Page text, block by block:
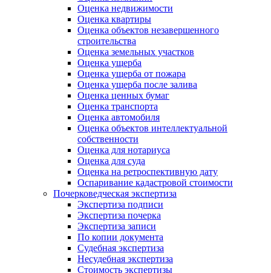
Оценка недвижимости
Оценка квартиры
Оценка объектов незавершенного
строительства
Оценка земельных участков
Оценка ущерба
Оценка ущерба от пожара
Оценка ущерба после залива
Оценка ценных бумаг
Оценка транспорта
Оценка автомобиля
Оценка объектов интеллектуальной
собственности
Оценка для нотариуса
Оценка для суда
Оценка на ретроспективную дату
Оспаривание кадастровой стоимости
Почерковедческая экспертиза
Экспертиза подписи
Экспертиза почерка
Экспертиза записи
По копии документа
Судебная экспертиза
Несудебная экспертиза
Стоимость экспертизы